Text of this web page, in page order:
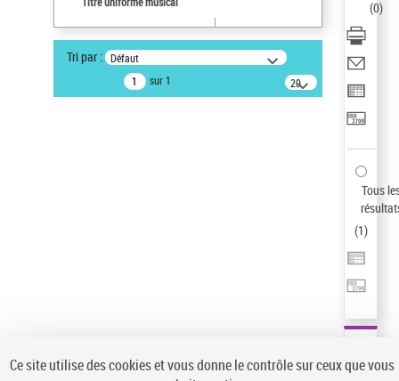
Type de notice d'autorité
Tri par : Défaut
sur 1
20
résultats/page
(0)
Tous
(1)
Ce site utilise des cookies et vous donne le contrôle sur ceux que vous